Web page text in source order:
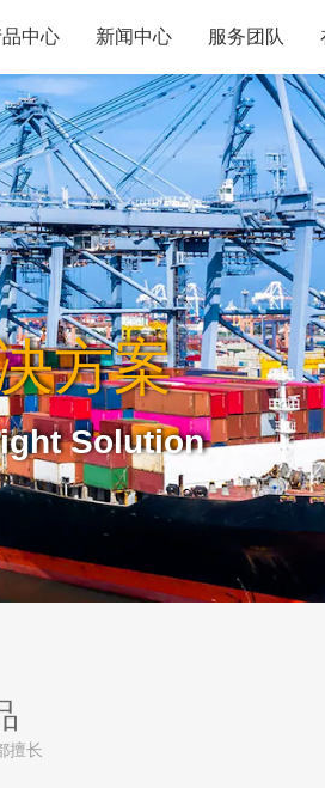
中心 新闻中心 服务团队
方案
Solution
擅长